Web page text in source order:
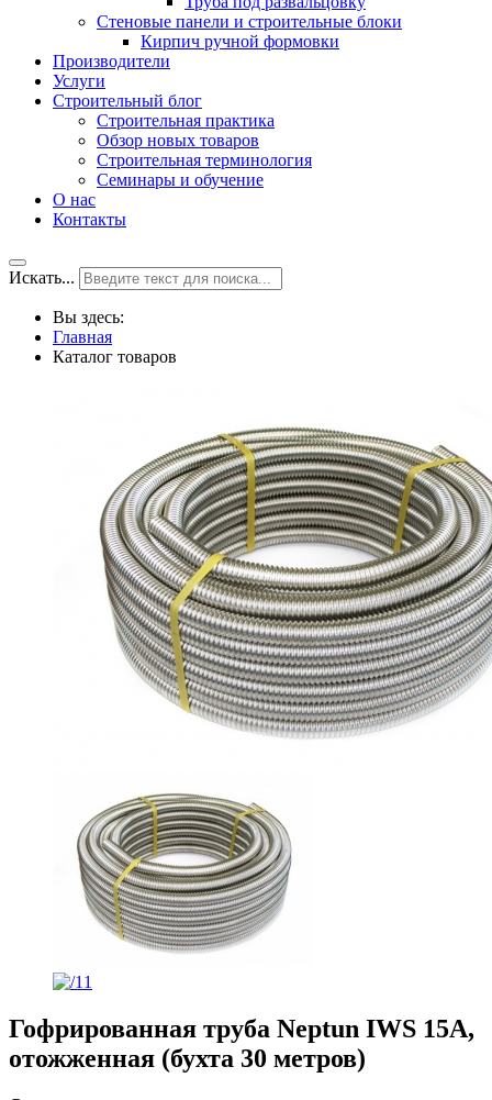
Стеновые панели и строительные блоки
Кирпич ручной формовки
Производители
Услуги
Строительный блог
Строительная практика
Обзор новых товаров
Строительная терминология
Семинары и обучение
О нас
Контакты
Искать...
Вы здесь:
Главная
Каталог товаров
Гофрированная труба Neptun IWS 15А,
отожженная (бухта 30 метров)